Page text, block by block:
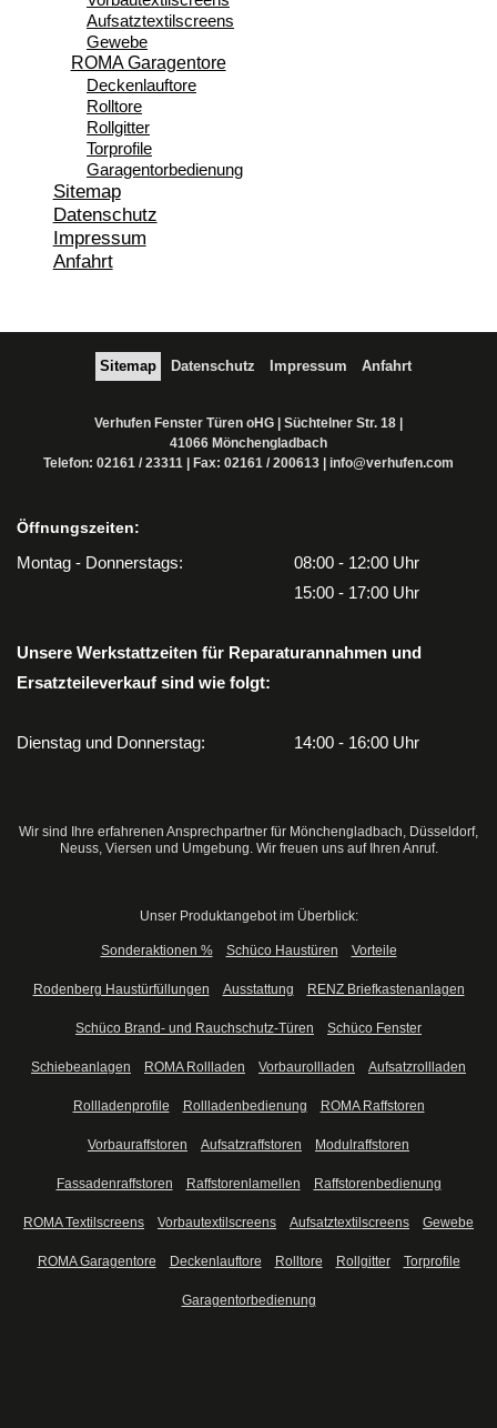
Aufsatztextilscreens
Gewebe
ROMA Garagentore
Deckenlauftore
Rolltore
Rollgitter
Torprofile
Garagentorbedienung
Sitemap
Datenschutz
Impressum
Anfahrt
Sitemap Datenschutz Impressum Anfahrt
Verhufen Fenster Türen oHG | Süchtelner Str. 18 |
41066 Mönchengladbach
Telefon: 02161 / 23311 | Fax: 02161 / 200613 | info@verhufen.com
Öffnungszeiten:
Montag - Donnerstags:
08:00 - 12:00 Uhr
15:00 - 17:00 Uhr
Unsere Werkstattzeiten für Reparaturannahmen und
Ersatzteileverkauf sind wie folgt:
Dienstag und Donnerstag: 14:00 - 16:00 Uhr
Wir sind Ihre erfahrenen Ansprechpartner für Mönchengladbach, Düsseldorf,
Neuss, Viersen und Umgebung. Wir freuen uns auf Ihren Anruf.
Unser Produktangebot im Überblick:
Sonderaktionen % Schüco Haustüren Vorteile
Rodenberg Haustürfüllungen Ausstattung RENZ Briefkastenanlagen
Schüco Brand- und Rauchschutz-Türen Schüco Fenster
Schiebeanlagen ROMA Rollladen Vorbaurollladen Aufsatzrollladen
Rollladenprofile Rollladenbedienung ROMA Raffstoren
Vorbauraffstoren Aufsatzraffstoren Modulraffstoren
Fassadenraffstoren Raffstorenlamellen Raffstorenbedienung
ROMA Textilscreens Vorbautextilscreens Aufsatztextilscreens Gewebe
ROMA Garagentore Deckenlauftore Rolltore Rollgitter Torprofile
Garagentorbedienung